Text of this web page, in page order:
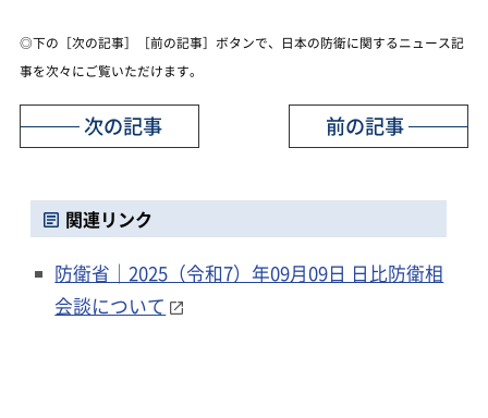
◎下の［次の記事］［前の記事］ボタンで、日本の防衛に関するニュース記
事を次々にご覧いただけます。
前の記事
次の記事
関連リンク
防衛省｜2025（令和7）年09月09日 日比防衛相
会談について